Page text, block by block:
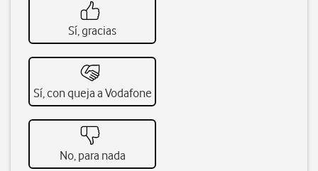
Sí, gracias
Sí, con queja a Vodafone
No, para nada